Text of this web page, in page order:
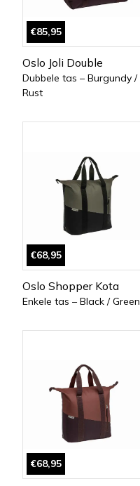
€85,95
Oslo Joli Double
Dubbele tas – Burgundy /
Rust
€68,95
Oslo Shopper Kota
Enkele tas – Black / Green
€68,95